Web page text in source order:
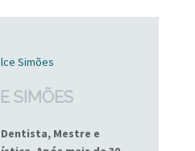
SIMÕES
Mestre e